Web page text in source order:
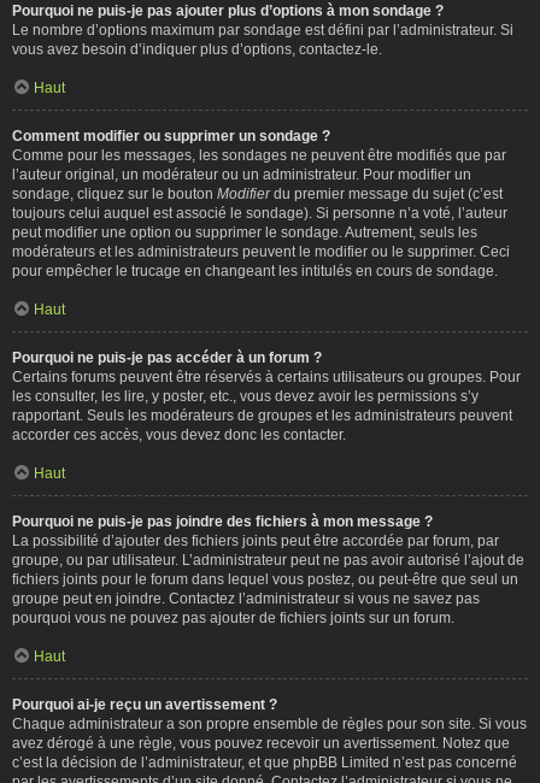
Pourquoi ne puis-je pas ajouter plus d’options à mon sondage ?
Le nombre d’options maximum par sondage est défini par l’administrateur. Si
vous avez besoin d’indiquer plus d’options, contactez-le.
Haut
Comment modifier ou supprimer un sondage ?
Comme pour les messages, les sondages ne peuvent être modifiés que par
l’auteur original, un modérateur ou un administrateur. Pour modifier un
sondage, cliquez sur le bouton Modifierdu premier message du sujet (c’est
toujours celui auquel est associé le sondage). Si personne n’a voté, l’auteur
peut modifier une option ou supprimer le sondage. Autrement, seuls les
modérateurs et les administrateurs peuvent le modifier ou le supprimer. Ceci
pour empêcher le trucage en changeant les intitulés en cours de sondage.
Haut
Pourquoi ne puis-je pas accéder à un forum ?
Certains forums peuvent être réservés à certains utilisateurs ou groupes. Pour
les consulter, les lire, y poster, etc., vous devez avoir les permissions s’y
rapportant. Seuls les modérateurs de groupes et les administrateurs peuvent
accorder ces accès, vous devez donc les contacter.
Haut
Pourquoi ne puis-je pas joindre des fichiers à mon message ?
La possibilité d’ajouter des fichiers joints peut être accordée par forum, par
groupe, ou par utilisateur. L’administrateur peut ne pas avoir autorisé l’ajout de
fichiers joints pour le forum dans lequel vous postez, ou peut-être que seul un
groupe peut en joindre. Contactez l’administrateur si vous ne savez pas
pourquoi vous ne pouvez pas ajouter de fichiers joints sur un forum.
Haut
Pourquoi ai-je reçu un avertissement ?
Chaque administrateur a son propre ensemble de règles pour son site. Si vous
avez dérogé à une règle, vous pouvez recevoir un avertissement. Notez que
c’est la décision de l’administrateur, et que phpBB Limited n’est pas concerné